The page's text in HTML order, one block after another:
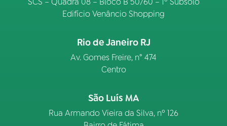
Edifício Venâncio Shopping
Rio de Janeiro RJ
Av. Gomes Freire, n° 474
Centro
São Luís MA
Rua Armando Vieira da Silva, nº 126